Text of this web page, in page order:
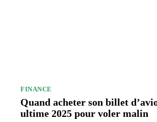
FINANCE
Quand acheter son billet
ultime 2025 pour voler malin